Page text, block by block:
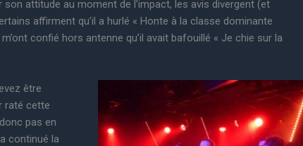
son attitude au moment de l’impact, les avis divergent (et
affirment qu’il a hurlé « Honte à la classe dominante
confié hors antenne qu’il avait bafouillé « Je chie sur la
être
raté cette
pas en
continué la